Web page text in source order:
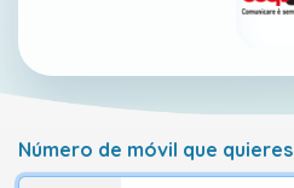
Número de móvil que